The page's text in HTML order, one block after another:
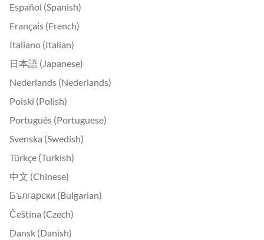
Español (Spanish)
Français (French)
Italiano (Italian)
日本語 (Japanese)
Nederlands (Nederlands)
Polski (Polish)
Português (Portuguese)
Svenska (Swedish)
Türkçe (Turkish)
中文 (Chinese)
Български (Bulgarian)
Čeština (Czech)
Dansk (Danish)